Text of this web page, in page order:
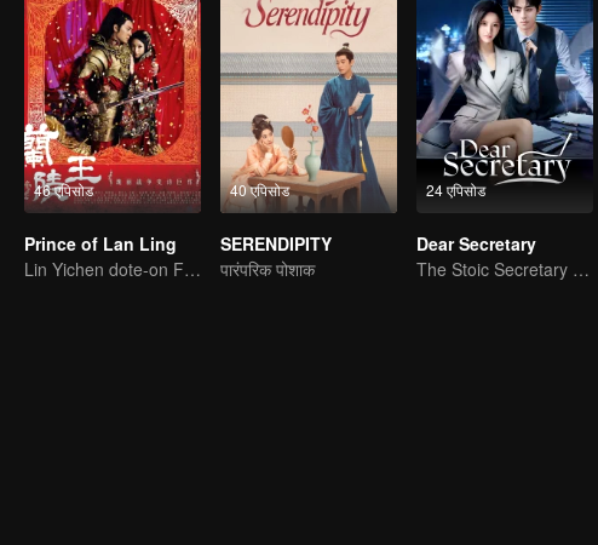
46 एपिसोड
Prince of Lan Ling
Lin Yichen dote-on Feng Shaofeng
40 एपिसोड
SERENDIPITY
पारंपरिक पोशाक
24 एपिसोड
Dear Secretary
The Stoic Secretary and His Beauty Boss